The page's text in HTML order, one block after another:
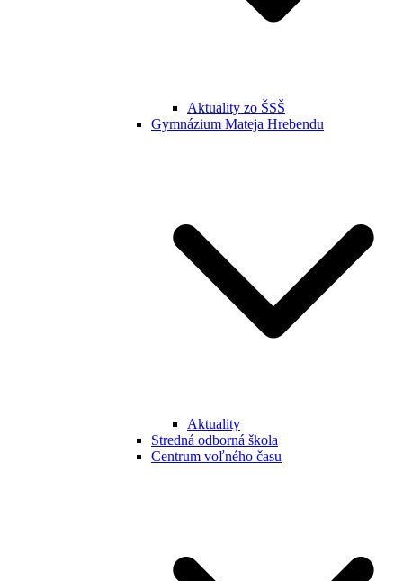
Aktuality zo ŠSŠ
Gymnázium Mateja Hrebendu
Aktuality
Stredná odborná škola
Centrum voľného času